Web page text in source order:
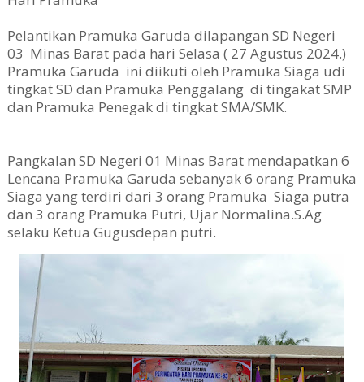
Pelantikan Pramuka Garuda dilapangan SD Negeri
03 Minas Barat pada hari Selasa ( 27 Agustus 2024.)
Pramuka Garuda ini diikuti oleh Pramuka Siaga udi
tingkat SD dan Pramuka Penggalang di tingakat SMP
dan Pramuka Penegak di tingkat SMA/SMK.
Pangkalan SD Negeri 01 Minas Barat mendapatkan 6
Lencana Pramuka Garuda sebanyak 6 orang Pramuka
Siaga yang terdiri dari 3 orang Pramuka Siaga putra
dan 3 orang Pramuka Putri, Ujar Normalina.S.Ag
selaku Ketua Gugusdepan putri.